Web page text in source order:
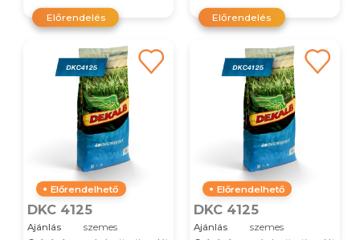
Előrendelés Előrendelés
Előrendelhető
DKC 4125
Ajánlás
szemes
Előrendelhető
DKC 4125
Ajánlás
szemes